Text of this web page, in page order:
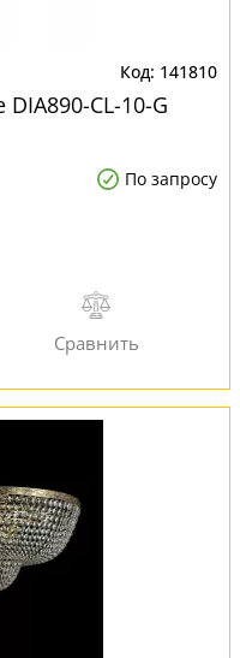
141810
CL-10-G
По запросу